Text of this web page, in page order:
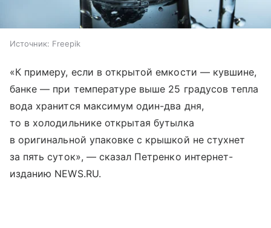
Источник: Freepik
«К примеру, если в открытой емкости — кувшине,
банке — при температуре выше 25 градусов тепла
вода хранится максимум один-два дня,
то в холодильнике открытая бутылка
в оригинальной упаковке с крышкой не стухнет
за пять суток», — сказал Петренко интернет-
изданию NEWS.RU.